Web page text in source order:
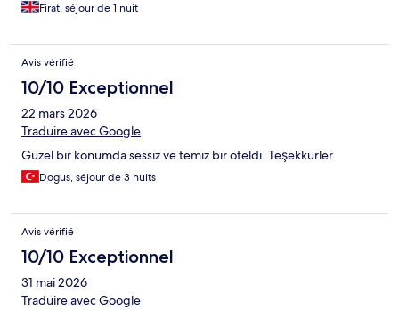
Firat, séjour de 1 nuit
Avis vérifié
10/10 Exceptionnel
22 mars 2026
Traduire avec Google
Güzel bir konumda sessiz ve temiz bir oteldi. Teşekkürler
Dogus, séjour de 3 nuits
Avis vérifié
10/10 Exceptionnel
31 mai 2026
Traduire avec Google